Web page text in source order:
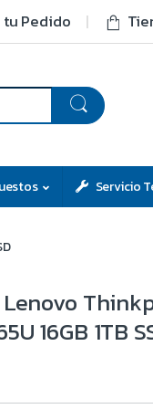
tu Pedido
Servicio
16GB 1TB